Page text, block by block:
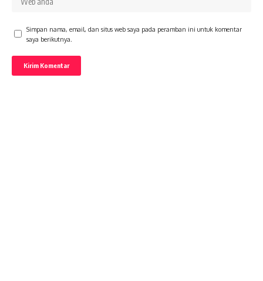
Simpan nama, email, dan situs web saya pada peramban ini untuk komentar
saya berikutnya.